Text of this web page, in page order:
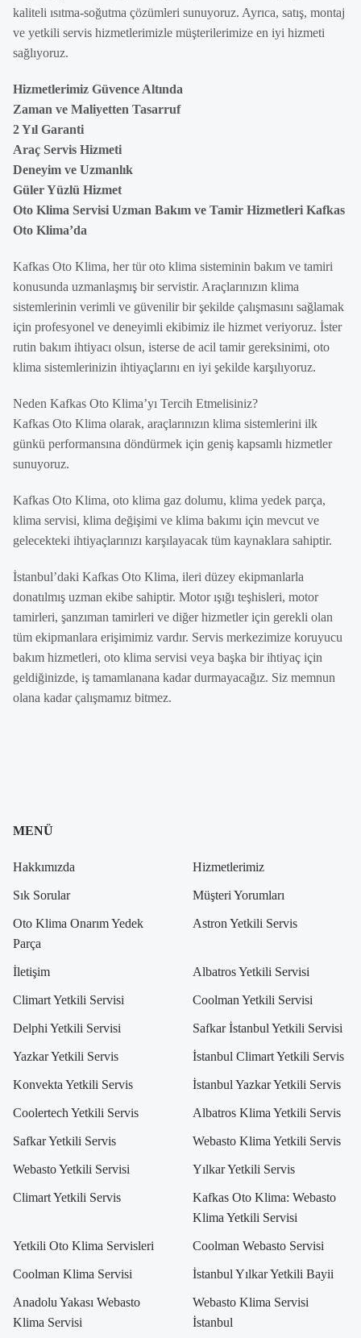
kaliteli ısıtma-soğutma çözümleri sunuyoruz. Ayrıca, satış, montaj
ve yetkili servis hizmetlerimizle müşterilerimize en iyi hizmeti
sağlıyoruz.
Hizmetlerimiz Güvence Altında
Zaman ve Maliyetten Tasarruf
2 Yıl Garanti
Araç Servis Hizmeti
Deneyim ve Uzmanlık
Güler Yüzlü Hizmet
Oto Klima Servisi Uzman Bakım ve Tamir Hizmetleri Kafkas
Oto Klima’da
Kafkas Oto Klima, her tür oto klima sisteminin bakım ve tamiri
konusunda uzmanlaşmış bir servistir. Araçlarınızın klima
sistemlerinin verimli ve güvenilir bir şekilde çalışmasını sağlamak
için profesyonel ve deneyimli ekibimiz ile hizmet veriyoruz. İster
rutin bakım ihtiyacı olsun, isterse de acil tamir gereksinimi, oto
klima sistemlerinizin ihtiyaçlarını en iyi şekilde karşılıyoruz.
Neden Kafkas Oto Klima’yı Tercih Etmelisiniz?
Kafkas Oto Klima olarak, araçlarınızın klima sistemlerini ilk
günkü performansına döndürmek için geniş kapsamlı hizmetler
sunuyoruz.
Kafkas Oto Klima, oto klima gaz dolumu, klima yedek parça,
klima servisi, klima değişimi ve klima bakımı için mevcut ve
gelecekteki ihtiyaçlarınızı karşılayacak tüm kaynaklara sahiptir.
İstanbul’daki Kafkas Oto Klima, ileri düzey ekipmanlarla
donatılmış uzman ekibe sahiptir. Motor ışığı teşhisleri, motor
tamirleri, şanzıman tamirleri ve diğer hizmetler için gerekli olan
tüm ekipmanlara erişimimiz vardır. Servis merkezimize koruyucu
bakım hizmetleri, oto klima servisi veya başka bir ihtiyaç için
geldiğinizde, iş tamamlanana kadar durmayacağız. Siz memnun
olana kadar çalışmamız bitmez.
MENÜ
Hakkımızda Hizmetlerimiz
Sık Sorular Müşteri Yorumları
Oto Klima Onarım Yedek
Parça
Astron Yetkili Servis
İletişim Albatros Yetkili Servisi
Climart Yetkili Servisi Coolman Yetkili Servisi
Delphi Yetkili Servisi Safkar İstanbul Yetkili Servisi
Yazkar Yetkili Servis İstanbul Climart Yetkili Servis
Konvekta Yetkili Servis İstanbul Yazkar Yetkili Servis
Coolertech Yetkili Servis Albatros Klima Yetkili Servis
Safkar Yetkili Servis Webasto Klima Yetkili Servis
Webasto Yetkili Servisi Yılkar Yetkili Servis
Climart Yetkili Servis
Kafkas Oto Klima: Webasto
Klima Yetkili Servisi
Yetkili Oto Klima Servisleri Coolman Webasto Servisi
Coolman Klima Servisi İstanbul Yılkar Yetkili Bayii
Anadolu Yakası Webasto
Klima Servisi
Webasto Klima Servisi
İstanbul